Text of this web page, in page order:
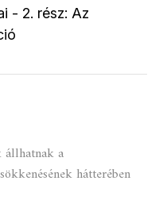
- 2. rész: Az
állhatnak a
hátterében